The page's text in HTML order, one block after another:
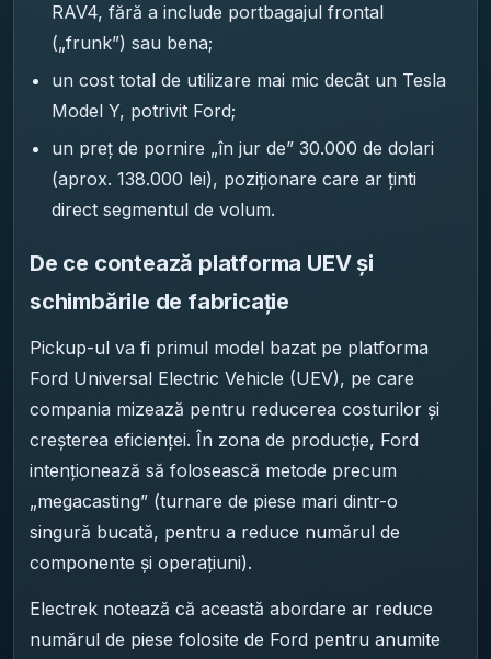
RAV4, fără a include portbagajul frontal
(„frunk”) sau bena;
un cost total de utilizare mai mic decât un Tesla
Model Y, potrivit Ford;
un preț de pornire „în jur de” 30.000 de dolari
(aprox. 138.000 lei), poziționare care ar ținti
direct segmentul de volum.
De ce contează platforma UEV și
schimbările de fabricație
Pickup-ul va fi primul model bazat pe platforma
Ford Universal Electric Vehicle (UEV), pe care
compania mizează pentru reducerea costurilor și
creșterea eficienței. În zona de producție, Ford
intenționează să folosească metode precum
„megacasting” (turnare de piese mari dintr-o
singură bucată, pentru a reduce numărul de
componente și operațiuni).
Electrek notează că această abordare ar reduce
numărul de piese folosite de Ford pentru anumite